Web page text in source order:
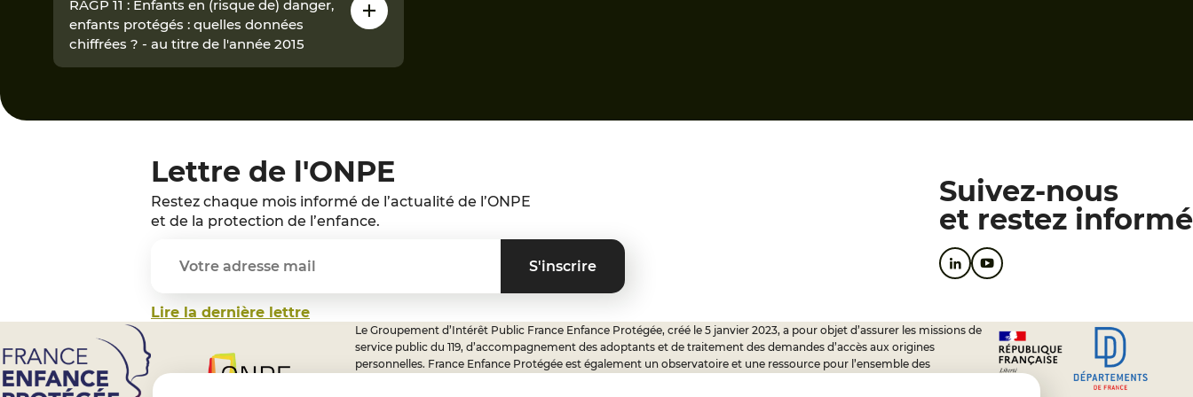
RAGP 11 : Enfants en (risque de) danger,
enfants protégés : quelles données
chiffrées ? - au titre de l'année 2015
Lettre de l'ONPE
Restez chaque mois informé de l’actualité de l’ONPE
et de la protection de l’enfance.
Lire la dernière lettre
Suivez-nous
et restez informé
Le Groupement d’Intérêt Public France Enfance Protégée, créé le 5 janvier 2023, a pour objet d’assurer les missions de
service public du 119, d’accompagnement des adoptants et de traitement des demandes d’accès aux origines
personnelles. France Enfance Protégée est également un observatoire et une ressource pour l’ensemble des